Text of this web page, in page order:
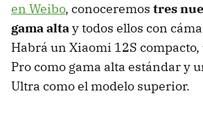
en Weibo, conoceremos tres
gama altay todos ellos con
Habrá un Xiaomi 12S
Pro como gama alta estándar y
Ultra como el modelo superior.